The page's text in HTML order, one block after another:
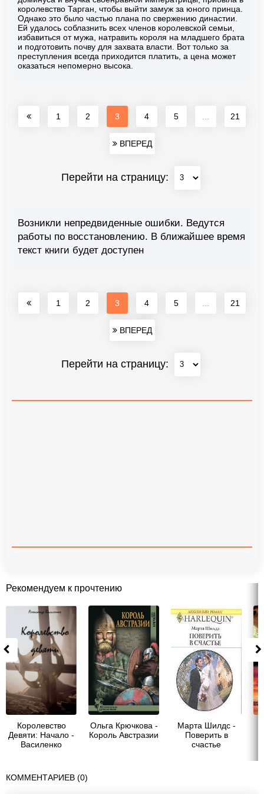
королевство Тарган, чтобы выйти замуж за юного принца.
Однако это было частью плана по свержению династии.
Ей удалось соблазнить всех членов королевской семьи,
избавиться от мужа, натравить короля на младшего брата
и подготовить почву для захвата власти. Вот только за
преступления всегда приходится платить, а цена может
оказаться непомерно высока.
1 2 3 4 5 21
ВПЕРЕД
Перейти на страницу:
Возникли непредвиденные ошибки. Ведутся
работы по восстановлению. В ближайшее время
текст книги будет доступен
1 2 3 4 5 21
ВПЕРЕД
Перейти на страницу:
Рекомендуем к прочтению
Королевство
Девяти: Начало -
Василенко
Ольга Крючкова -
Король Австразии
Марта Шилдс -
Поверить в
счастье
КОММЕНТАРИЕВ (0)